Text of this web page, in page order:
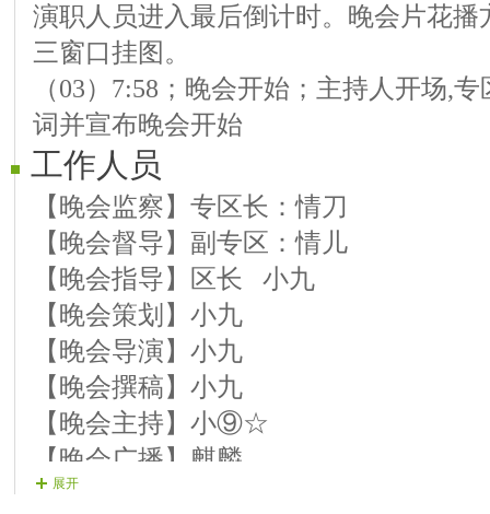
滑摇
≮11号演员≯天狼 没有你陪伴我真的
≮12号演员≯意境 浏阳河
≮13号演员≯冬青 军中绿花
≮14号演员≯ 子馨 梦中想着你
≮15号演员≯冰儿 遇见你是我的缘
≮16号演员≯心儿 我的唇吻不到我爱
≮17号演员≯歪歪 南泥湾
≮18号演员≯天骄 红红的日子
≮19号演员≯乐观 想着你的好 S
≮20号演员≯秋意 十送红军(伴奏)
演职人员进入最后倒计时。晚会片花
三窗口挂图。
（03）7:58；晚会开始；主持人开场,
词并宣布晚会开始
工作人员
【晚会监察】专区长：情刀
【晚会督导】副专区：情儿
【晚会指导】区长 小九
【晚会策划】小九
【晚会导演】小九
【晚会撰稿】小九
【晚会主持】小⑨☆
【晚会广播】麒麟
【片花制作】水☆晶 小九
展开